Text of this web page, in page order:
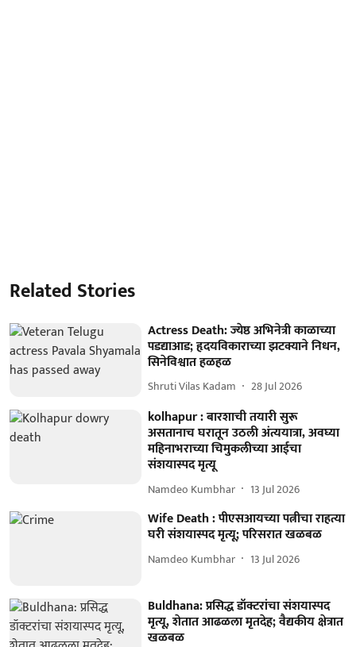
Related Stories
Actress Death: ज्येष्ठ अभिनेत्री काळाच्या
पडद्याआड; हृदयविकाराच्या झटक्याने निधन,
सिनेविश्वात हळहळ
Shruti Vilas Kadam 28 Jul 2026
kolhapur : बारशाची तयारी सुरू
असतानाच घरातून उठली अंत्ययात्रा, अवघ्या
महिनाभराच्या चिमुकलीच्या आईचा
संशयास्पद मृत्यू
Namdeo Kumbhar 13 Jul 2026
Wife Death : पीएसआयच्या पत्नीचा राहत्या
घरी संशयास्पद मृत्यू; परिसरात खळबळ
Namdeo Kumbhar 13 Jul 2026
Buldhana: प्रसिद्ध डॉक्टरांचा संशयास्पद
मृत्यू, शेतात आढळला मृतदेह; वैद्यकीय क्षेत्रात
खळबळ